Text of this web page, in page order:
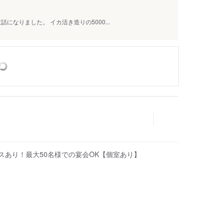
になりました。 イカ活き造りの5000...
り！最大50名様での宴会OK【個室あり】